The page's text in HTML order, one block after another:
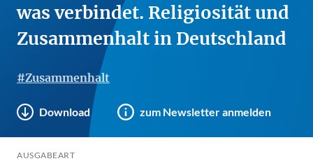
was verbindet. Religiosität und
Zusammenhalt in Deutschland
#Zusammenhalt
Download zum Newsletter anmelden
AUSGABEART